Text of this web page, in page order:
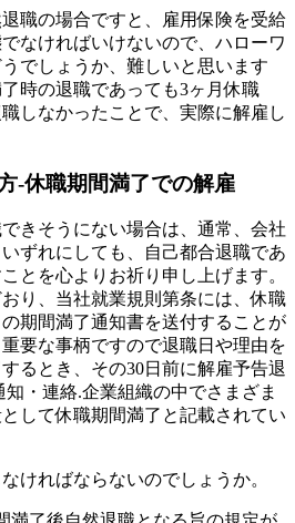
職の場合ですと、雇用保険を受給
なければいけないので、ハローワ
でしょうか、難しいと思います
時の退職であっても3ヶ月休職
しなかったことで、実際に解雇し
-休職期間満了での解雇
きそうにない場合は、通常、会社
ずれにしても、自己都合退職であ
とを心よりお祈り申し上げます。
り、当社就業規則第条には、休職
期間満了通知書を送付することが
要な事柄ですので退職日や理由を
るとき、その30日前に解雇予告退
・連絡.企業組織の中でさまざま
して休職期間満了と記載されてい
ければならないのでしょうか。